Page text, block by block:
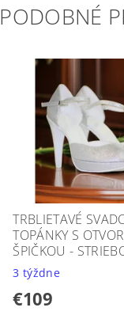
PODOBNÉ
TRBLIETAVÉ
TOPÁNKY S
ŠPIČKOU -
3 týždne
€109